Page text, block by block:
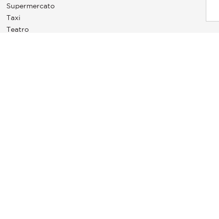
Supermercato
Taxi
Teatro
tue impostazioni sulla privacy, garantendo la conformità